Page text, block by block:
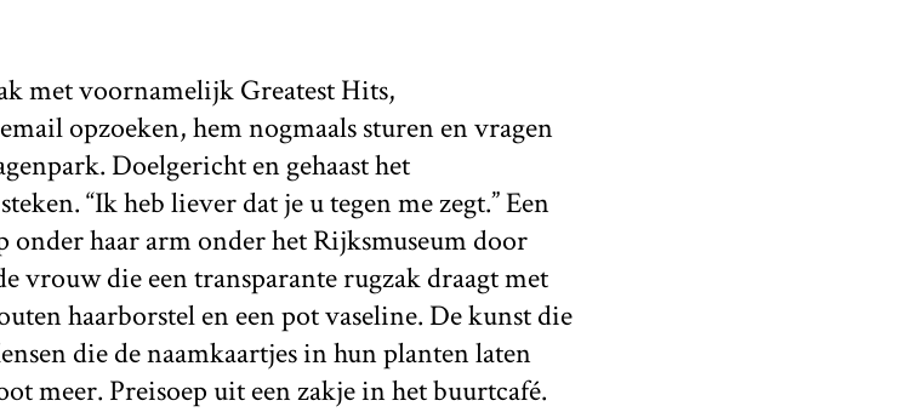
met voornamelijk Greatest Hits,
opzoeken, hem nogmaals sturen en vragen
Doelgericht en gehaast het
“Ik heb liever dat je u tegen me zegt.” Een
onder haar arm onder het Rijksmuseum door
vrouw die een transparante rugzak draagt met
haarborstel en een pot vaseline. De kunst die
die de naamkaartjes in hun planten laten
meer. Preisoep uit een zakje in het buurtcafé.